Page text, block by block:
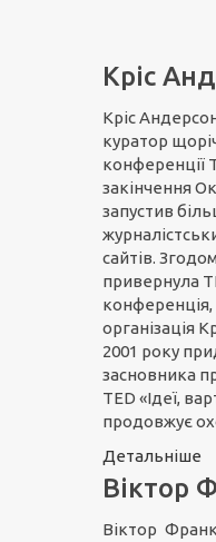
Кріс
Кріс
куратор
конференції
закінчення
запустив
сайтів.
привернула
конференція,
організація
2001 року
засновника
TED «Ідеї,
продовжує
Детальніше
Віктор
Віктор